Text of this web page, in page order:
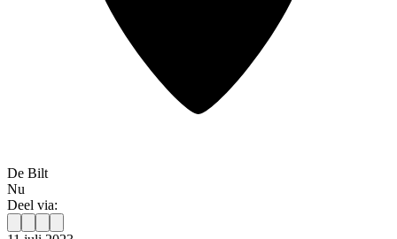
De Bilt
Nu
Deel via: